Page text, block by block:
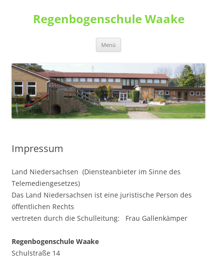
springenRegenbogenschule Waake
Menü
Impressum
Land Niedersachsen (Diensteanbieter im Sinne des
Telemediengesetzes)
Das Land Niedersachsen ist eine juristische Person des
öffentlichen Rechts
vertreten durch die Schulleitung: Frau Gallenkämper
Regenbogenschule Waake
Schulstraße 14